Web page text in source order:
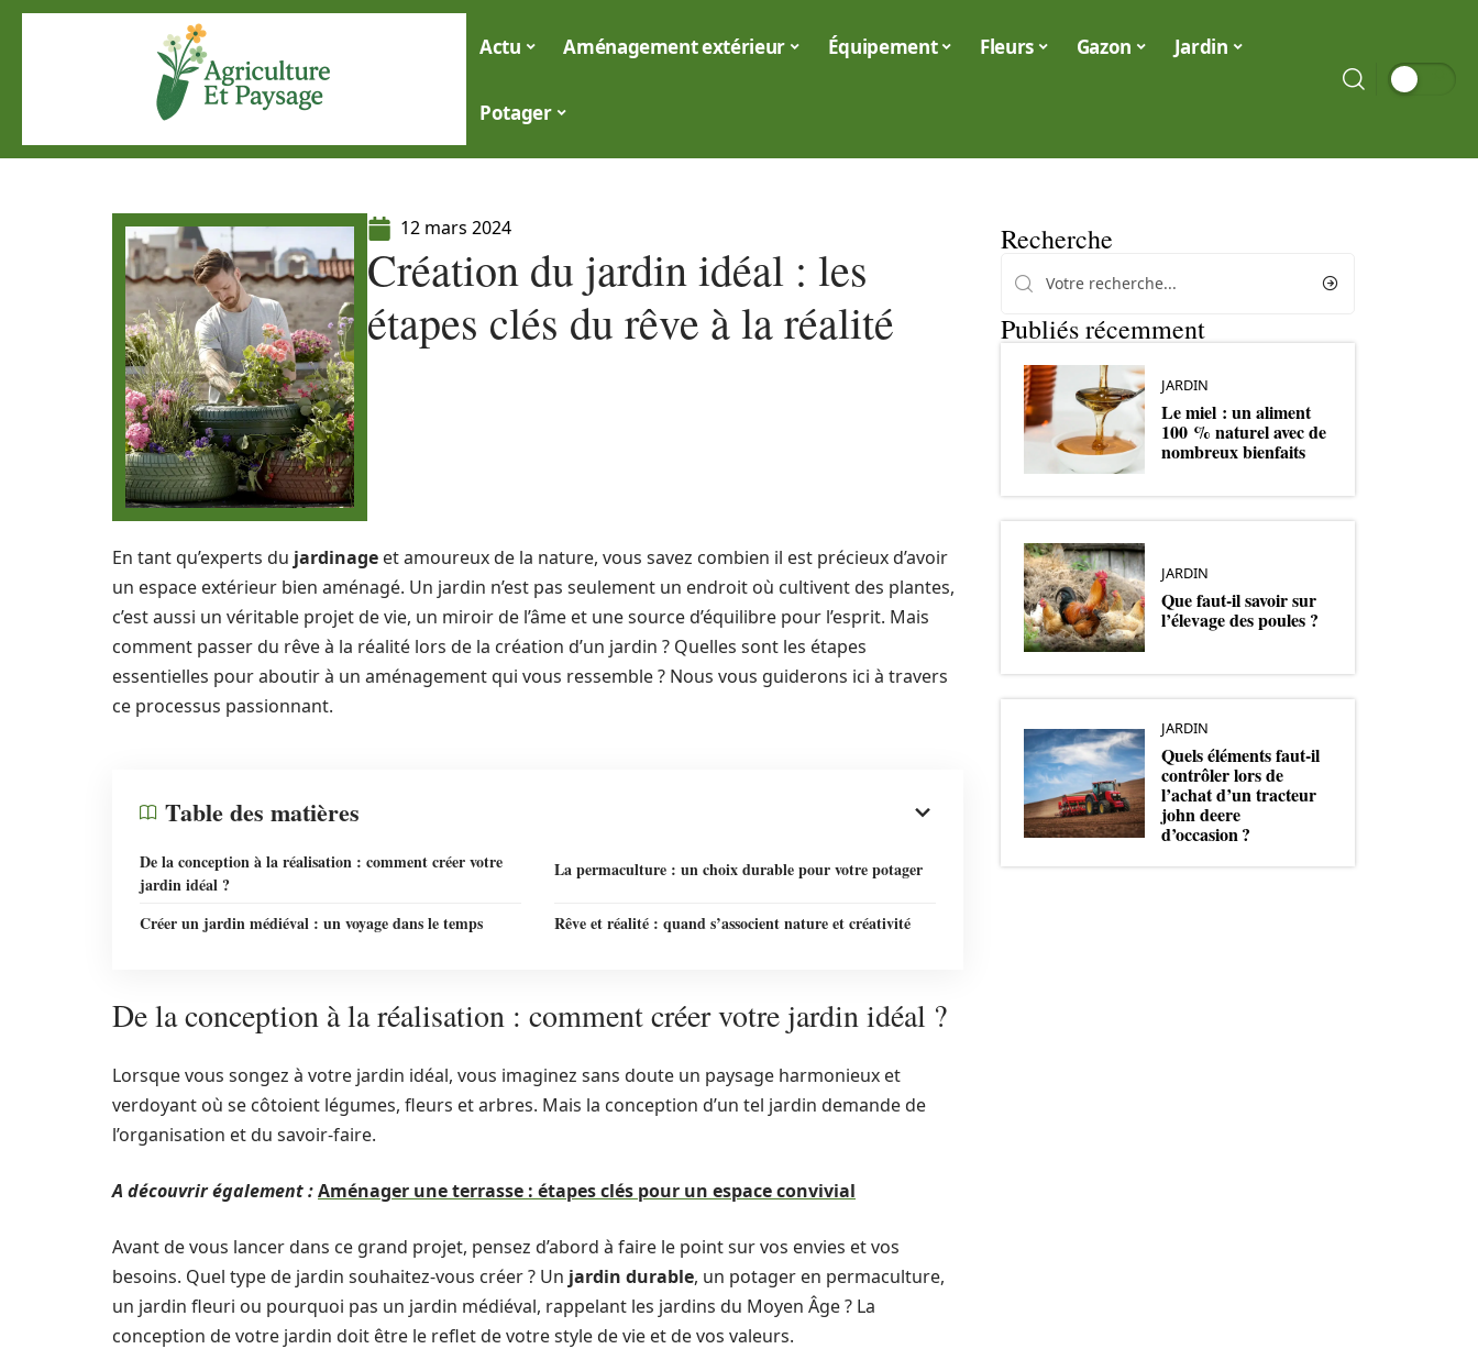
Actu Aménagement extérieur Équipement Fleurs Gazon Jardin
Potager
12 mars 2024
Création du jardin idéal : les
étapes clés du rêve à la réalité
En tant qu’experts du jardinage et amoureux de la nature, vous savez combien il est précieux d’avoir
un espace extérieur bien aménagé. Un jardin n’est pas seulement un endroit où cultivent des plantes,
c’est aussi un véritable projet de vie, un miroir de l’âme et une source d’équilibre pour l’esprit. Mais
comment passer du rêve à la réalité lors de la création d’un jardin ? Quelles sont les étapes
essentielles pour aboutir à un aménagement qui vous ressemble ? Nous vous guiderons ici à travers
ce processus passionnant.
Table des matières
De la conception à la réalisation : comment créer votre
jardin idéal ?
La permaculture : un choix durable pour votre potager
Créer un jardin médiéval : un voyage dans le temps Rêve et réalité : quand s’associent nature et créativité
De la conception à la réalisation : comment créer votre jardin idéal ?
Lorsque vous songez à votre jardin idéal, vous imaginez sans doute un paysage harmonieux et
verdoyant où se côtoient légumes, fleurs et arbres. Mais la conception d’un tel jardin demande de
l’organisation et du savoir-faire.
A découvrir également :Aménager une terrasse : étapes clés pour un espace convivial
Avant de vous lancer dans ce grand projet, pensez d’abord à faire le point sur vos envies et vos
besoins. Quel type de jardin souhaitez-vous créer ? Un jardin durable, un potager en permaculture,
un jardin fleuri ou pourquoi pas un jardin médiéval, rappelant les jardins du Moyen Âge ? La
conception de votre jardin doit être le reflet de votre style de vie et de vos valeurs.
Recherche
Publiés récemment
JARDIN
Le miel : un aliment
100 % naturel avec de
nombreux bienfaits
JARDIN
Que faut-il savoir sur
l’élevage des poules ?
JARDIN
Quels éléments faut-il
contrôler lors de
l’achat d’un tracteur
john deere
d’occasion ?